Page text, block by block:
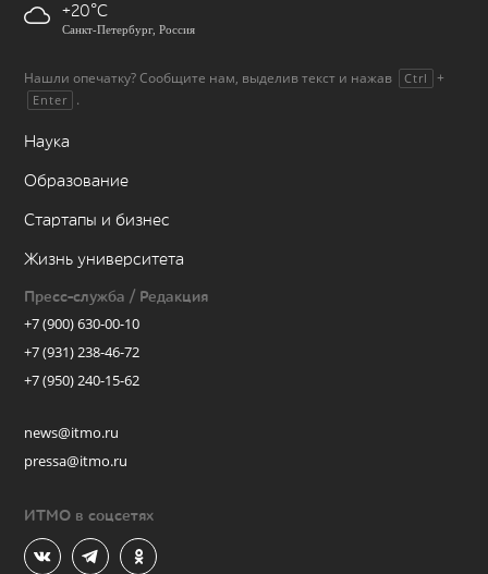
+20
Санкт-Петербург, Россия
Нашли опечатку? Сообщите нам, выделив текст и нажав Ctrl +
Enter .
Наука
Образование
Стартапы и бизнес
Жизнь университета
Пресс-служба / Редакция
+7 (900) 630-00-10
+7 (931) 238-46-72
+7 (950) 240-15-62
news@itmo.ru
pressa@itmo.ru
ИТМО в соцсетях